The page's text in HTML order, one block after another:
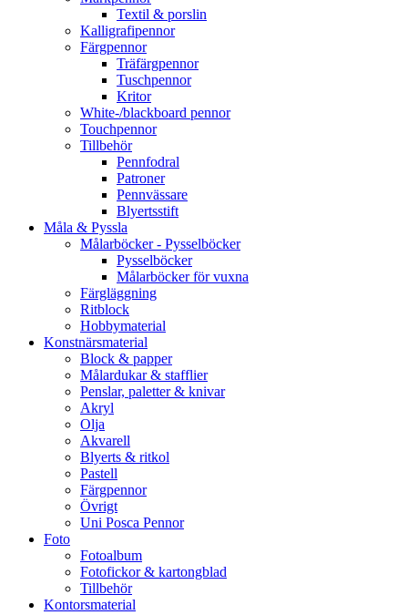
Textil & porslin
Kalligrafipennor
Färgpennor
Träfärgpennor
Tuschpennor
Kritor
White-/blackboard pennor
Touchpennor
Tillbehör
Pennfodral
Patroner
Pennvässare
Blyertsstift
Måla & Pyssla
Målarböcker - Pysselböcker
Pysselböcker
Målarböcker för vuxna
Färgläggning
Ritblock
Hobbymaterial
Konstnärsmaterial
Block & papper
Målardukar & stafflier
Penslar, paletter & knivar
Akryl
Olja
Akvarell
Blyerts & ritkol
Pastell
Färgpennor
Övrigt
Uni Posca Pennor
Foto
Fotoalbum
Fotofickor & kartongblad
Tillbehör
Kontorsmaterial